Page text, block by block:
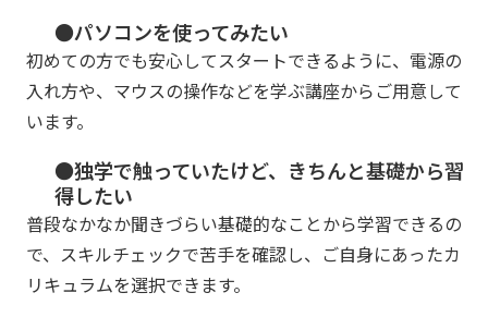
●パソコンを使ってみたい
初めての方でも安心してスタートできるように、電源の
入れ方や、マウスの操作などを学ぶ講座からご用意して
います。
●独学で触っていたけど、きちんと基礎から習
得したい
普段なかなか聞きづらい基礎的なことから学習できるの
で、スキルチェックで苦手を確認し、ご自身にあったカ
リキュラムを選択できます。